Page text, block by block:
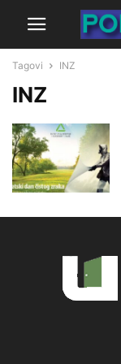
Tagovi INZ
INZ